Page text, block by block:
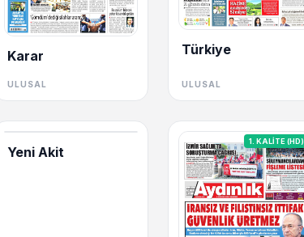
Karar
ULUSAL
Türkiye
ULUSAL
Yeni Akit
1. KALİTE (HD)